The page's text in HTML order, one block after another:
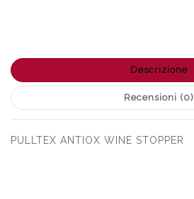
Descrizione
Recensioni (0)
PULLTEX ANTIOX WINE STOPPER